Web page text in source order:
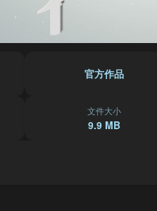
官方作品
文件大小
9.9 MB